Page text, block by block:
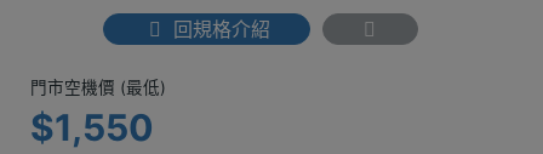
回規格介紹
門市空機價 (最低) $1,550
門市空機價 (最低)
$1,550